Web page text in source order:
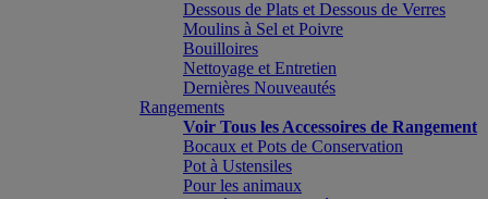
Dessous de Plats et Dessous de Verres
Moulins à Sel et Poivre
Bouilloires
Nettoyage et Entretien
Dernières Nouveautés
Rangements
Voir Tous les Accessoires de Rangement
Bocaux et Pots de Conservation
Pot à Ustensiles
Pour les animaux